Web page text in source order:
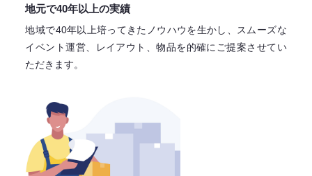
地元で40年以上の実績
地域で40年以上培ってきたノウハウを生かし、スムーズな
イベント運営、レイアウト、物品を的確にご提案させてい
ただきます。